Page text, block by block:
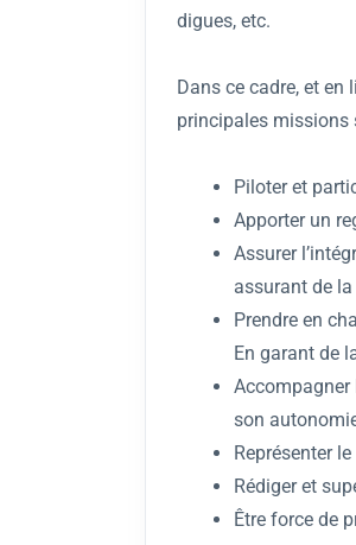
digues, etc.
Dans ce cadre, et
principales missions
Piloter et
Apporter un
Assurer
assurant de
Prendre en
En garant de
Accompagner
son
Représenter
Rédiger et
Être force de